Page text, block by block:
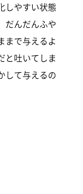
しやすい状態
だんだんふや
まで与えるよ
と吐いてしま
して与えるの